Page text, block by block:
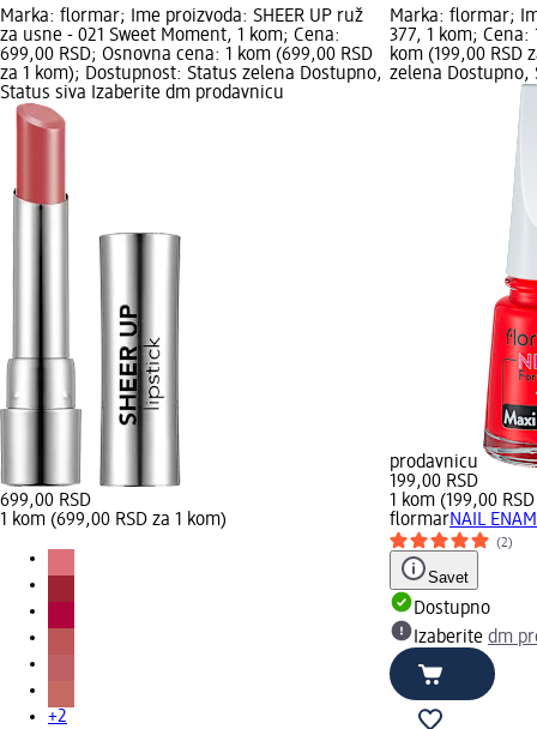
Marka: flormar; Ime proizvoda: SHEER UP ruž
za usne - 021 Sweet Moment, 1 kom; Cena:
699,00 RSD; Osnovna cena: 1 kom (699,00 RSD
za 1 kom); Dostupnost: Status zelena Dostupno,
Status siva Izaberite dm prodavnicu
699,00 RSD
1 kom (699,00 RSD za 1 kom)
+2
Marka: flormar;
377, 1 kom; Cena:
kom (199,00 RSD
zelena Dostupno,
prodavnicu
199,00 RSD
1 kom (199,00
flormarNAIL
(2)
Savet
Dostupno
Izaberite dm